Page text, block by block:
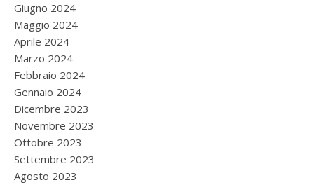
Giugno 2024
Maggio 2024
Aprile 2024
Marzo 2024
Febbraio 2024
Gennaio 2024
Dicembre 2023
Novembre 2023
Ottobre 2023
Settembre 2023
Agosto 2023